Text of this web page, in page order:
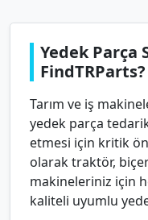
Yedek Parça
FindTRParts?
Tarım ve iş
yedek parça
etmesi için kritik
olarak traktör,
makineleriniz için
kaliteli uyumlu